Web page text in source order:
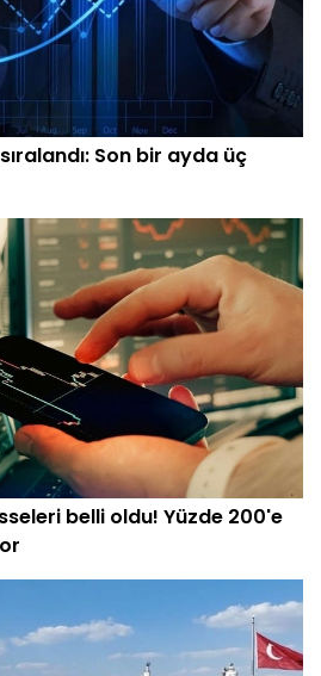
Son bir ayda üç
belli oldu! Yüzde 200'e